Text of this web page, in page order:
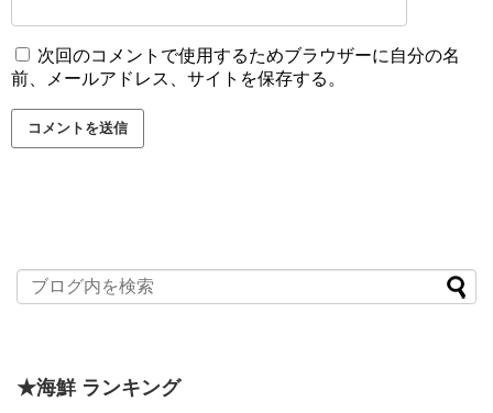
次回のコメントで使用するためブラウザーに自分の名
前、メールアドレス、サイトを保存する。
★海鮮 ランキング